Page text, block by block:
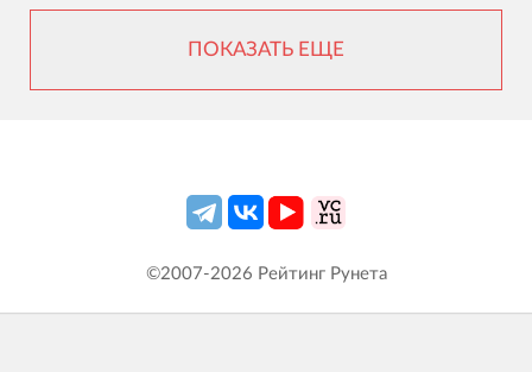
ПОКАЗАТЬ ЕЩЕ
©2007-2026 Рейтинг Рунета